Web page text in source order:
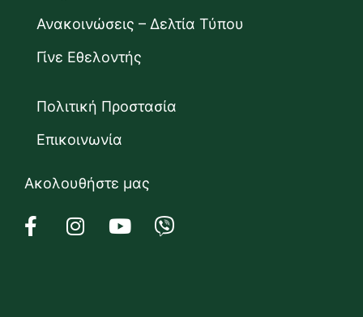
Ανακοινώσεις – Δελτία Τύπου
Γίνε Εθελοντής
Πολιτική Προστασία
Επικοινωνία
Ακολουθήστε μας